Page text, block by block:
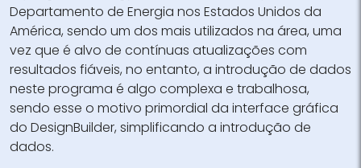
Departamento de Energia nos Estados Unidos da
América, sendo um dos mais utilizados na área, uma
vez que é alvo de contínuas atualizações com
resultados fiáveis, no entanto, a introdução de dados
neste programa é algo complexa e trabalhosa,
sendo esse o motivo primordial da interface gráfica
do DesignBuilder, simplificando a introdução de
dados.